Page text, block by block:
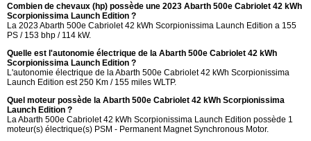
Combien de chevaux (hp) possède une 2023 Abarth 500e Cabriolet 42 kWh
Scorpionissima Launch Edition ?
La 2023 Abarth 500e Cabriolet 42 kWh Scorpionissima Launch Edition a 155
PS / 153 bhp / 114 kW.
Quelle est l'autonomie électrique de la Abarth 500e Cabriolet 42 kWh
Scorpionissima Launch Edition ?
L'autonomie électrique de la Abarth 500e Cabriolet 42 kWh Scorpionissima
Launch Edition est 250 Km / 155 miles WLTP.
Quel moteur possède la Abarth 500e Cabriolet 42 kWh Scorpionissima
Launch Edition ?
La Abarth 500e Cabriolet 42 kWh Scorpionissima Launch Edition possède 1
moteur(s) électrique(s) PSM - Permanent Magnet Synchronous Motor.